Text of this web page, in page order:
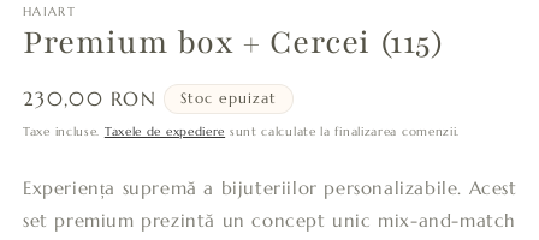
HAIART
Premium box + Cercei (115)
Preț
obișnuit
230,00 RON Stoc epuizat
Taxe incluse. Taxele de expediere sunt calculate la finalizarea comenzii.
Experiența supremă a bijuteriilor personalizabile. Acest
set premium prezintă un concept unic mix-and-match